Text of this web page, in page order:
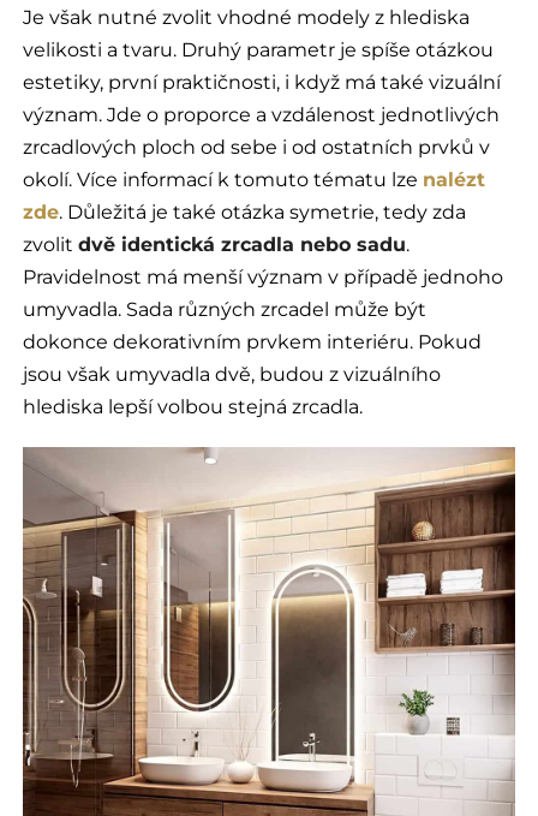
Je však nutné zvolit vhodné modely z hlediska
velikosti a tvaru. Druhý parametr je spíše otázkou
estetiky, první praktičnosti, i když má také vizuální
význam. Jde o proporce a vzdálenost jednotlivých
zrcadlových ploch od sebe i od ostatních prvků v
okolí. Více informací k tomuto tématu lze nalézt
zde. Důležitá je také otázka symetrie, tedy zda
zvolitdvě identická zrcadla nebo sadu.
Pravidelnost má menší význam v případě jednoho
umyvadla. Sada různých zrcadel může být
dokonce dekorativním prvkem interiéru. Pokud
jsou však umyvadla dvě, budou z vizuálního
hlediska lepší volbou stejná zrcadla.